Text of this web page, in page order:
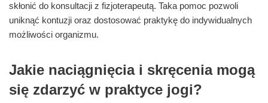
skłonić do konsultacji z fizjoterapeutą. Taka pomoc pozwoli
uniknąć kontuzji oraz dostosować praktykę do indywidualnych
możliwości organizmu.
Jakie naciągnięcia i skręcenia mogą
się zdarzyć w praktyce jogi?